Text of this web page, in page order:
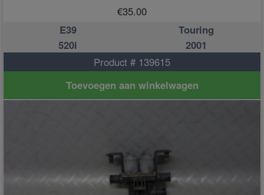
€35.00
E39
Touring
520i
2001
Product # 139615
Toevoegen aan winkelwagen